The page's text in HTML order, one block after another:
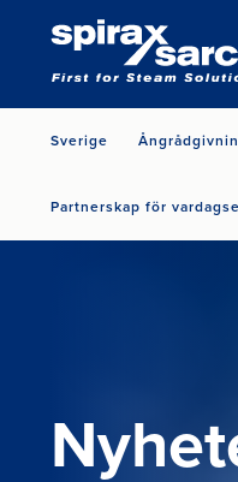
Sverige
Partnerskap för